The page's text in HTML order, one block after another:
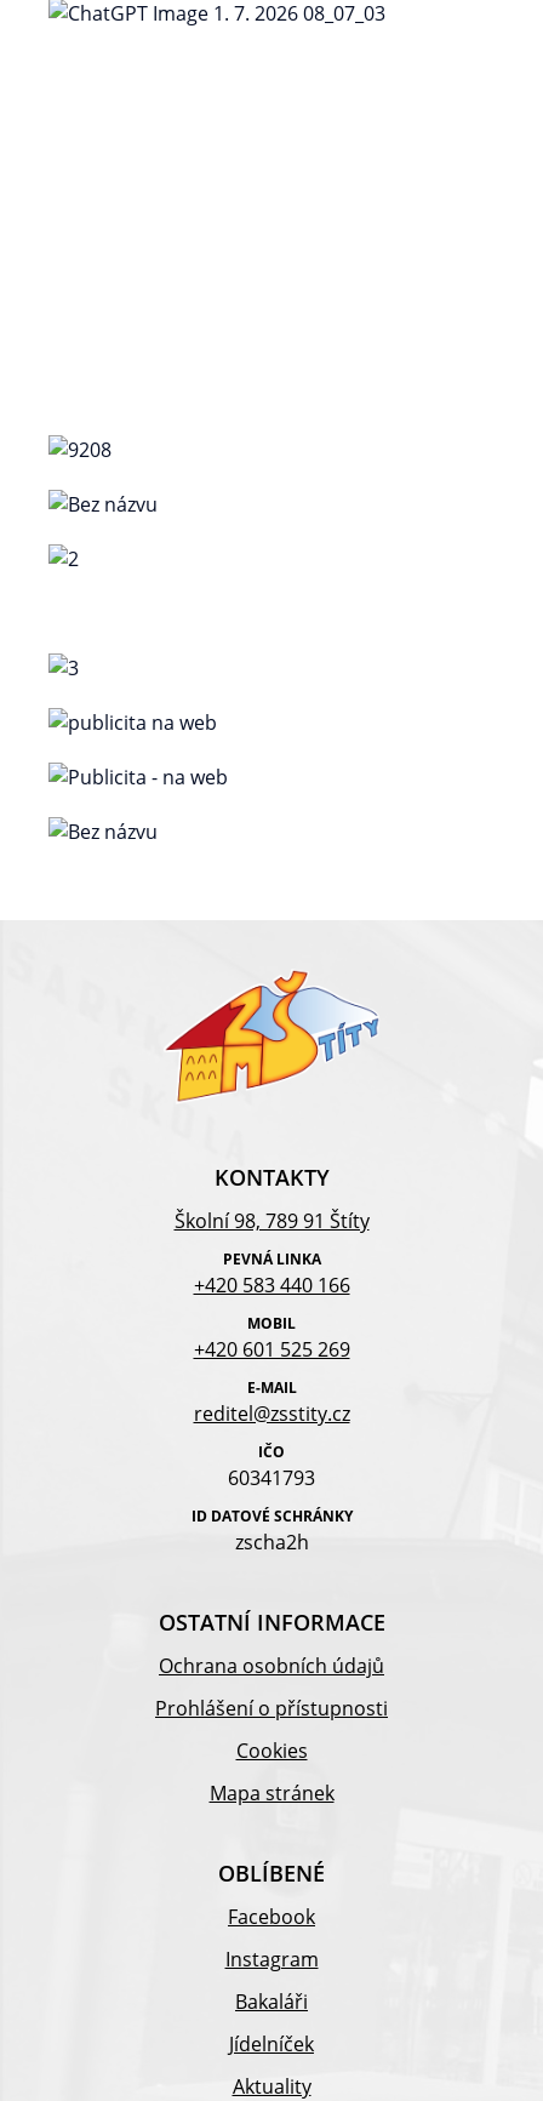
KONTAKTY
Školní 98, 789 91 Štíty
PEVNÁ LINKA
+420 583 440 166
MOBIL
+420 601 525 269
E-MAIL
reditel@zsstity.cz
IČO
60341793
ID DATOVÉ SCHRÁNKY
zscha2h
OSTATNÍ INFORMACE
Ochrana osobních údajů
Prohlášení o přístupnosti
Cookies
Mapa stránek
OBLÍBENÉ
Facebook
Instagram
Bakaláři
Jídelníček
Aktuality